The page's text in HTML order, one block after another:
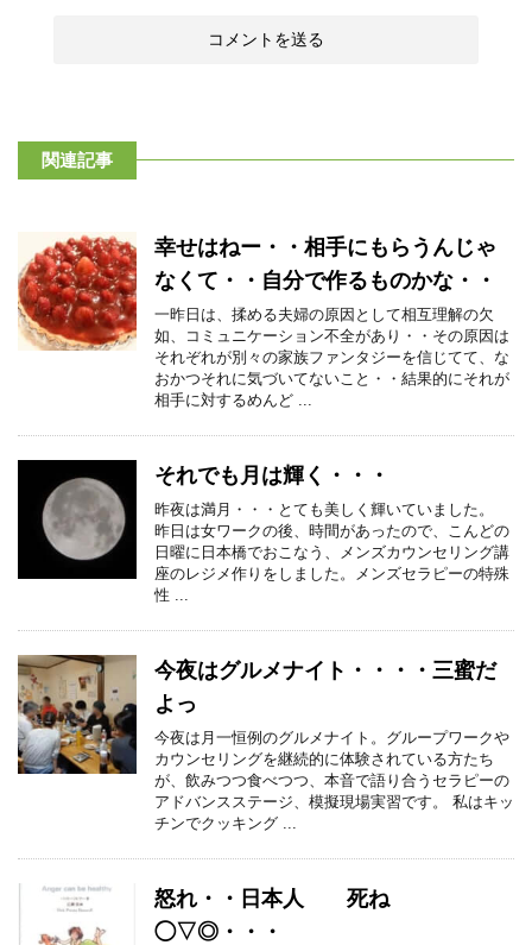
関連記事
幸せはねー・・相手にもらうんじゃ
なくて・・自分で作るものかな・・
一昨日は、揉める夫婦の原因として相互理解の欠
如、コミュニケーション不全があり・・その原因は
それぞれが別々の家族ファンタジーを信じてて、な
おかつそれに気づいてないこと・・結果的にそれが
相手に対するめんど ...
それでも月は輝く・・・
昨夜は満月・・・とても美しく輝いていました。
昨日は女ワークの後、時間があったので、こんどの
日曜に日本橋でおこなう、メンズカウンセリング講
座のレジメ作りをしました。メンズセラピーの特殊
性 ...
今夜はグルメナイト・・・・三蜜だ
よっ
今夜は月一恒例のグルメナイト。グループワークや
カウンセリングを継続的に体験されている方たち
が、飲みつつ食べつつ、本音で語り合うセラピーの
アドバンスステージ、模擬現場実習です。 私はキッ
チンでクッキング ...
怒れ・・日本人 死ね
◯▽◎・・・